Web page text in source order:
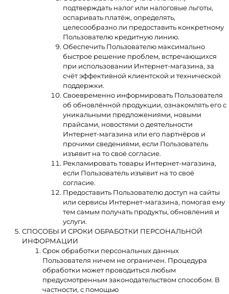
подтверждать налог или налоговые льготы,
оспаривать платёж, определять,
целесообразно ли предоставить конкретному
Пользователю кредитную линию.
Обеспечить Пользователю максимально
быстрое решение проблем, встречающихся
при использовании Интернет-магазина, за
счёт эффективной клиентской и технической
поддержки.
Своевременно информировать Пользователя
об обновлённой продукции, ознакомлять его с
уникальными предложениями, новыми
прайсами, новостями о деятельности
Интернет-магазина или его партнёров и
прочими сведениями, если Пользователь
изъявит на то своё согласие.
Рекламировать товары Интернет-магазина,
если Пользователь изъявит на то своё
согласие.
Предоставить Пользователю доступ на сайты
или сервисы Интернет-магазина, помогая ему
тем самым получать продукты, обновления и
услуги.
СПОСОБЫ И СРОКИ ОБРАБОТКИ ПЕРСОНАЛЬНОЙ
ИНФОРМАЦИИ
Срок обработки персональных данных
Пользователя ничем не ограничен. Процедура
обработки может проводиться любым
предусмотренным законодательством способом. В
частности, с помощью